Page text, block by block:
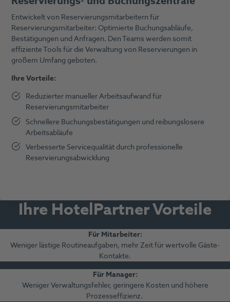
Entwickelt von Reservierungsmitarbeitern für
Reservierungsmitarbeiter: Optimierte Buchungsabläufe,
Bestätigungen und Anfragen. Den Teams werden somit
effiziente Tools für die Verwaltung von Reservierungen in
großem Umfang geboten.
Ihre Vorteile:
Reduzierter manueller Arbeitsaufwand für
Reservierungsmitarbeiter
Schnellere Buchungsbestätigungen und reibungslosere
Arbeitsabläufe
Verbesserte Servicequalität durch professionelle
Reservierungsabwicklung
Ihre HotelPartner Vorteile
Für Mitarbeiter:
Weniger lästige Routineaufgaben, mehr Zeit für wertvolle Gäste-
Kontakte.
Für Manager:
Weniger Verwaltungsfehler, geringere Kosten und höhere
Prozesseffizienz.